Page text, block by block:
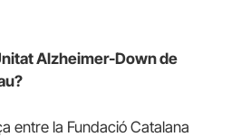
Alzheimer-Down de
entre la Fundació Catalana